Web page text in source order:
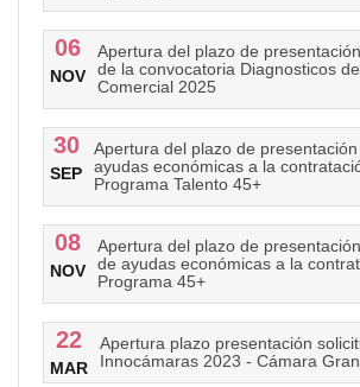
06
NOV
Apertura del plazo de
de la convocatoria Diagnosticos
Comercial 2025
30
SEP
Apertura del plazo de
ayudas económicas a la
Programa Talento 45+
08
NOV
Apertura del plazo de
de ayudas económicas a la
Programa 45+
22
MAR
Apertura plazo presentación
Innocámaras 2023 - Cámara